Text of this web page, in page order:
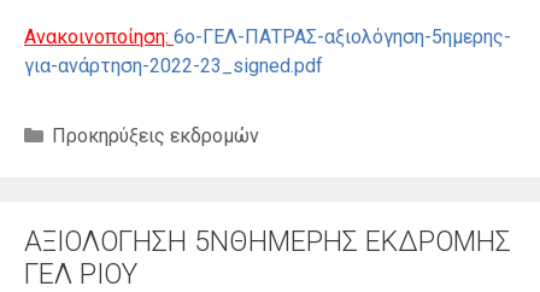
Ανακοινοποίηση: 6ο-ΓΕΛ-ΠΑΤΡΑΣ-αξιολόγηση-5ημερης-
για-ανάρτηση-2022-23_signed.pdf
Κατηγορίες
Προκηρύξεις εκδρομών
ΑΞΙΟΛΟΓΗΣΗ 5ΝΘΗΜΕΡΗΣ ΕΚΔΡΟΜΗΣ
ΓΕΛ ΡΙΟΥ